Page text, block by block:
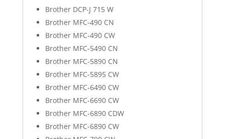
Brother DCP-J 715 W
Brother MFC-490 CN
Brother MFC-490 CW
Brother MFC-5490 CN
Brother MFC-5890 CN
Brother MFC-5895 CW
Brother MFC-6490 CW
Brother MFC-6690 CW
Brother MFC-6890 CDW
Brother MFC-6890 CW